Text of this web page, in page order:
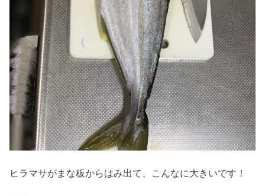
ヒラマサがまな板からはみ出て、こんなに大きいです！